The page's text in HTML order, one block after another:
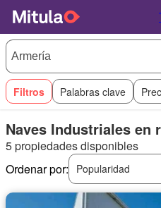
Filtros Palabras clave
Naves Industriales en
5 propiedades disponibles
Ordenar por:
Popularidad